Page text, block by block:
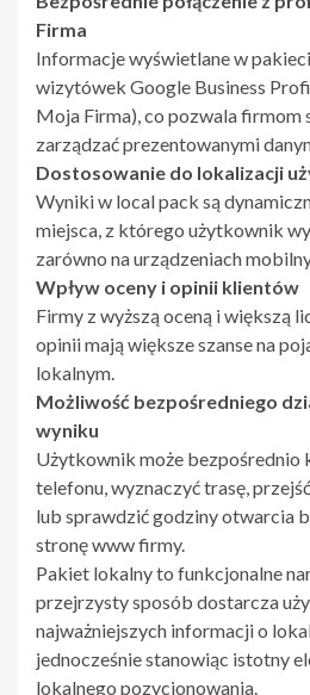
Firma
Informacje wyświetlane w
wizytówek Google Business
Moja Firma), co pozwala firmom
zarządzać prezentowanymi
Dostosowanie do lokalizacji
Wyniki w local pack są
miejsca, z którego użytkownik
zarówno na urządzeniach
Wpływ oceny i opinii klientów
Firmy z wyższą oceną i większą
opinii mają większe szanse na
lokalnym.
Możliwość bezpośredniego
wyniku
Użytkownik może bezpośrednio
telefonu, wyznaczyć trasę,
lub sprawdzić godziny otwarcia
stronę www firmy.
Pakiet lokalny to funkcjonalne
przejrzysty sposób dostarcza
najważniejszych informacji o
jednocześnie stanowiąc istotny
lokalnego pozycjonowania.